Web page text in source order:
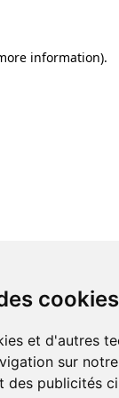
cookies
et d'autres
sur
des publicités
information).